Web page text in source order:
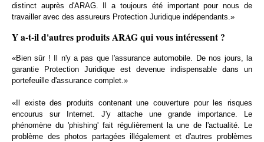
distinct auprès d'ARAG. Il a toujours été important pour nous de
travailler avec des assureurs Protection Juridique indépendants.»
Y a-t-il d'autres produits ARAG qui vous intéressent ?
«Bien sûr ! Il n'y a pas que l'assurance automobile. De nos jours, la
garantie Protection Juridique est devenue indispensable dans un
portefeuille d'assurance complet.»
«Il existe des produits contenant une couverture pour les risques
encourus sur Internet. J'y attache une grande importance. Le
phénomène du 'phishing' fait régulièrement la une de l'actualité. Le
problème des photos partagées illégalement et d'autres problèmes